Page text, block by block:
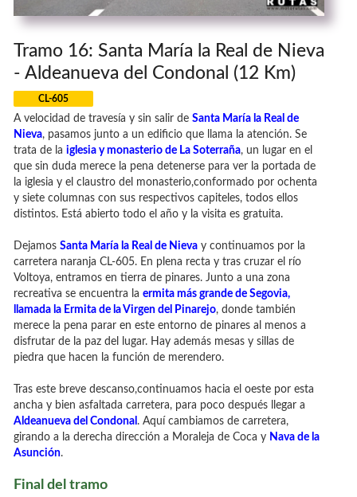
Tramo 16: Santa María la Real de Nieva
- Aldeanueva del Condonal (12 Km)
CL-605
A velocidad de travesía y sin salir de Santa María la Real de
Nieva, pasamos junto a un edificio que llama la atención. Se
trata de la iglesia y monasterio de La Soterraña, un lugar en el
que sin duda merece la pena detenerse para ver la portada de
la iglesia y el claustro del monasterio,conformado por ochenta
y siete columnas con sus respectivos capiteles, todos ellos
distintos. Está abierto todo el año y la visita es gratuita.
Dejamos Santa María la Real de Nieva y continuamos por la
carretera naranja CL-605. En plena recta y tras cruzar el río
Voltoya, entramos en tierra de pinares. Junto a una zona
recreativa se encuentra la ermita más grande de Segovia,
llamada la Ermita de la Virgen del Pinarejo, donde también
merece la pena parar en este entorno de pinares al menos a
disfrutar de la paz del lugar. Hay además mesas y sillas de
piedra que hacen la función de merendero.
Tras este breve descanso,continuamos hacia el oeste por esta
ancha y bien asfaltada carretera, para poco después llegar a
Aldeanueva del Condonal . Aquí cambiamos de carretera,
girando a la derecha dirección a Moraleja de Coca y Nava de la
Asunción.
Final del tramo